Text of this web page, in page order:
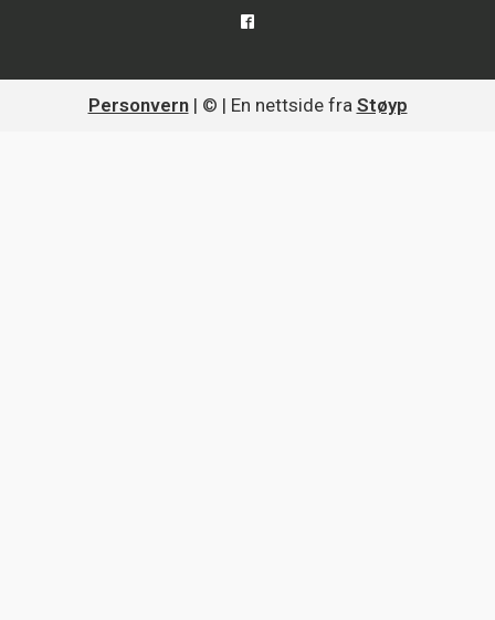
Personvern| © | En nettside fra Støyp